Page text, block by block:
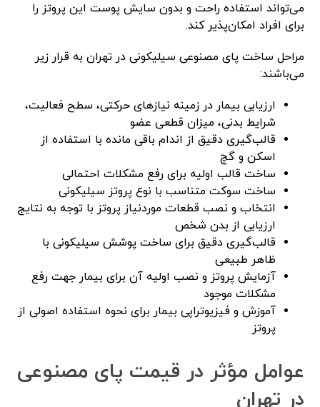
می‌تواند استفاده راحت و بدون سایش پوست این پروتز را
برای افراد امکان‌پذیر کند.
مراحل ساخت پای مصنوعی سیلیکونی در تهران به قرار زیر
می‌باشند:
ارزیابی بیمار در زمینه نیاز‌های حرکتی، سطح فعالیت،
شرایط بدنی، میزان قطعی عضو
قالب‌گیری دقیق از اندام باقی مانده با استفاده از
اسکن و گچ
ساخت قالب اولیه برای رفع مشکلات احتمالی
ساخت سوکت متناسب با نوع پروتز سیلیکونی
انتخاب و نصب قطعات موردنیاز پروتز با توجه به نتایج
ارزیابی از بدن شخص
قالب‌گیری دقیق برای ساخت پوشش سیلیکونی با
ظاهر طبیعی
آزمایش پروتز و نصب اولیه آن برای بیمار جهت رفع
مشکلات موجود
آموزش و فیزیوتراپی بیمار برای نحوه استفاده اصولی از
پروتز
عوامل مؤثر در قیمت پای مصنوعی
در تهران